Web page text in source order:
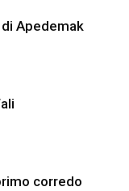
Apedemak
corredo